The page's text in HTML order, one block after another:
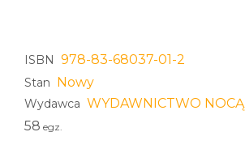
ISBN 978-83-68037-01-2
Stan Nowy
Wydawca WYDAWNICTWO NOCĄ
58 egz.